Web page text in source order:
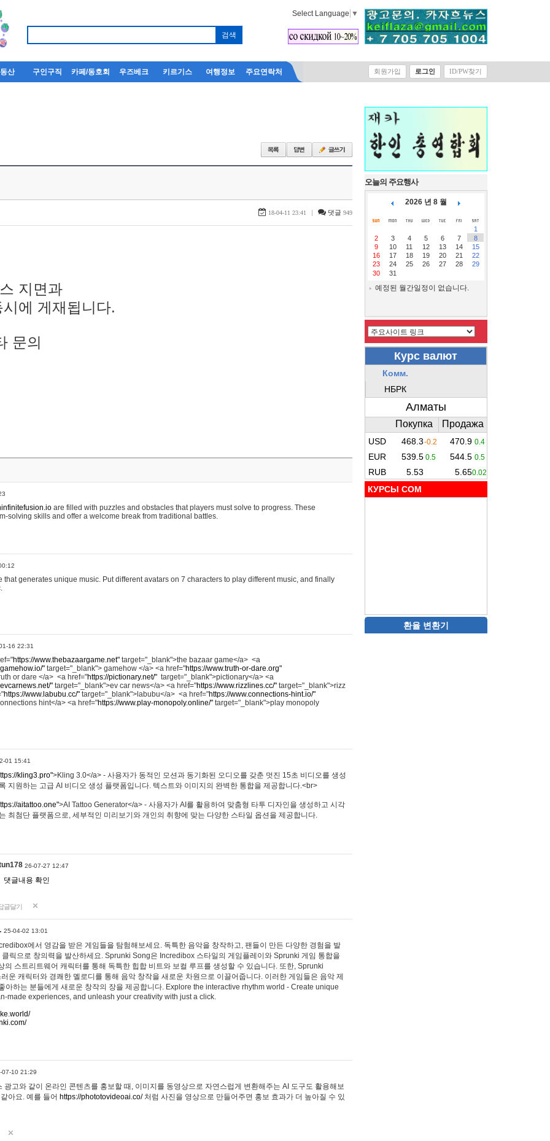
Select Language ▼
산 구인구직 카페/동호회 우즈베크 키르기스 여행정보 주요연락처 회원가입 로그인 ID/PW찾기
18-04-11 23:41 | 댓글 949
지면과
에 게재됩니다.
문의
are filled with puzzles and obstacles that players must solve to progress. These
solving skills and offer a welcome break from traditional battles.
that generates unique music. Put different avatars on 7 characters to play different music, and finally
16 22:31
https://www.thebazaargame.net" target="_blank">the bazaar game</a> <a
" target="_blank"> gamehow </a> <a href="https://www.truth-or-dare.org"
or dare </a> <a href="https://pictionary.net/" target="_blank">pictionary</a> <a
" target="_blank">ev car news</a> <a href="https://www.rizzlines.cc/" target="_blank">rizz
https://www.labubu.cc/" target="_blank">labubu</a> <a href="https://www.connections-hint.io/"
hint</a> <a href="https://www.play-monopoly.online/" target="_blank">play monopoly
01 15:41
kling3.pro">Kling 3.0</a> - 사용자가 동적인 모션과 동기화된 오디오를 갖춘 멋진 15초 비디오를 생성
지원하는 고급 AI 비디오 생성 플랫폼입니다. 텍스트와 이미지의 완벽한 통합을 제공합니다.<br>
aitattoo.one">AI Tattoo Generator</a> - 사용자가 AI를 활용하여 맞춤형 타투 디자인을 생성하고 시각
최첨단 플랫폼으로, 세부적인 미리보기와 개인의 취향에 맞는 다양한 스타일 옵션을 제공합니다.
26-07-27 12:47
댓글내용 확인
글달기
25-04-02 13:01
에서 영감을 받은 게임들을 탐험해보세요. 독특한 음악을 창작하고, 팬들이 만든 다양한 경험을 발
클릭으로 창의력을 발산하세요. Sprunki Song은 Incredibox 스타일의 게임플레이와 Sprunki 게임 통합을
의 스트리트웨어 캐릭터를 통해 독특한 힙합 비트와 보컬 루프를 생성할 수 있습니다. 또한, Sprunki
운 캐릭터와 경쾌한 멜로디를 통해 음악 창작을 새로운 차원으로 이끌어줍니다. 이러한 게임들은 음악 제
아하는 분들에게 새로운 창작의 장을 제공합니다. Explore the interactive rhythm world - Create unique
made experiences, and unleash your creativity with just a click.
07-10 21:29
광고와 같이 온라인 콘텐츠를 홍보할 때, 이미지를 동영상으로 자연스럽게 변환해주는 AI 도구도 활용해보
아요. 예를 들어 https://phototovideoai.co/처럼 사진을 영상으로 만들어주면 홍보 효과가 더 높아질 수 있
오늘의 주요행사
2026 년 8 월
1
2
3 4 5 6 7
8
9
10 11 12 13 14
15
16
17 18 19 20 21
22
23
24 25 26 27 28
29
30
31
예정된 월간일정이 없습니다.
КУРСЫ COM
환율 변환기